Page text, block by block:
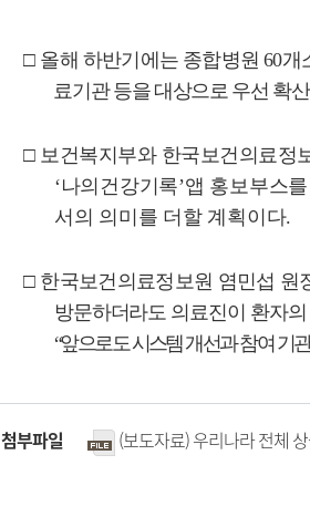
□ 올해 하반기에는 종합병원60개
료기관 등을 대상으로 우선 확
□ 보건복지부와 한국보건의료정
‘나의건강기록’앱 홍보부스
서의 의미를 더할 계획이다.
□ 한국보건의료정보원 염민섭 원
방문하더라도 의료진이 환자의
“앞으로도 시스템 개선과 참여 기
첨부파일 (보도자료) 우리나라 전체